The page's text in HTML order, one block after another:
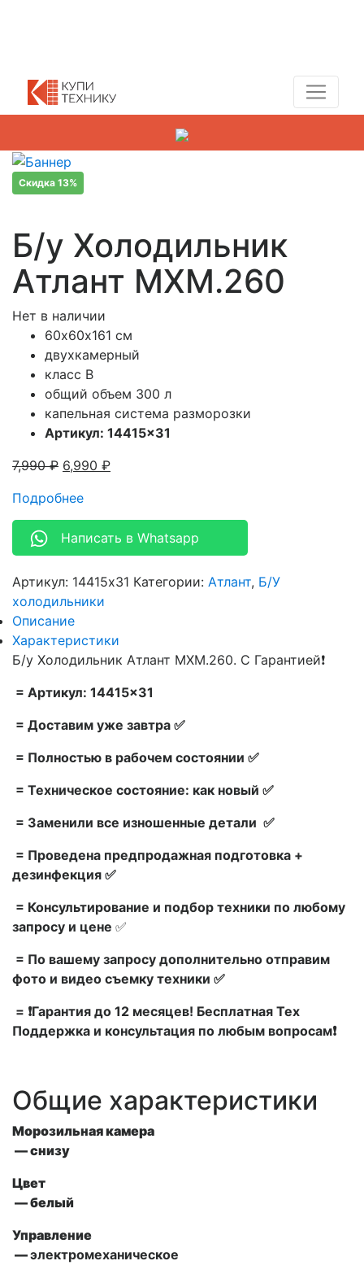
Скидка 13%
Б/у Холодильник
Атлант MXM.260
Нет в наличии
60х60х161 см
двухкамерный
класс B
общий объем 300 л
капельная система разморозки
Артикул: 14415×31
7,990₽ 6,990 ₽
Подробнее
Написать в Whatsapp
Артикул: 14415x31 Категории: Атлант, Б/У
холодильники
Описание
Характеристики
Б/у Холодильник Атлант MXM.260. С Гарантией❗
= Артикул: 14415×31
= Доставим уже завтра ✅
= Полностью в рабочем состоянии ✅
= Техническое состояние: как новый ✅
= Заменили все изношенные детали ✅
= Проведена предпродажная подготовка +
дезинфекция ✅
= Консультирование и подбор техники по любому
запросу и цене ✅
= По вашему запросу дополнительно отправим
фото и видео съемку техники ✅
= ❗Гарантия до 12 месяцев! Бесплатная Тех
Поддержка и консультация по любым вопросам❗
Общие характеристики
Морозильная камера
— снизу
Цвет
— белый
Управление
—электромеханическое